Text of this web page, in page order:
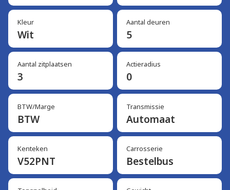
Kleur
Wit
Aantal deuren
5
Aantal zitplaatsen
3
Actieradius
0
BTW/Marge
BTW
Transmissie
Automaat
Kenteken
V52PNT
Carrosserie
Bestelbus